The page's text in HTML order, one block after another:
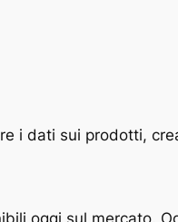
i dati sui prodotti,